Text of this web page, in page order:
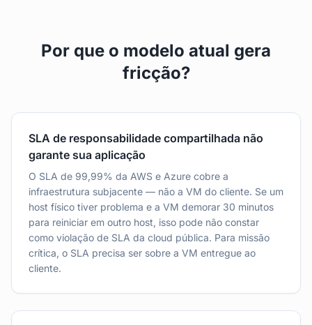
Por que o modelo atual gera
fricção?
SLA de responsabilidade compartilhada não
garante sua aplicação
O SLA de 99,99% da AWS e Azure cobre a
infraestrutura subjacente — não a VM do cliente. Se um
host físico tiver problema e a VM demorar 30 minutos
para reiniciar em outro host, isso pode não constar
como violação de SLA da cloud pública. Para missão
crítica, o SLA precisa ser sobre a VM entregue ao
cliente.